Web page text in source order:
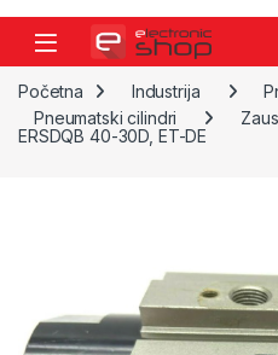
Skip to navigation
Skip to content
Početna Industrija
Pneumatski cilindri
ERSDQB 40-30D, ET-DE